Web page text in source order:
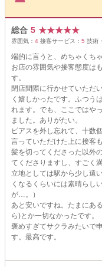
総合 5 ★★★★★
雰囲気： 4 接客サービス： 5 技術
端的に言うと、めちゃくち
お店の雰囲気や接客態度は
す。
閉店間際に行かせていただ
く嬉しかったです。ふつう
れます。でも、ここではや
ました。ありがたい。
ピアスを外し忘れて、十数
言っていただけた上に接客
髪を切ってくださった以外
てくださりますし、すごく満
立地としては駅から少し遠
くなるくらいには素晴らし
が…。）
あと安いですね。たまにあ
ら)とか一切なかったです。
褒めすぎてサクラみたいで
す。最高です。